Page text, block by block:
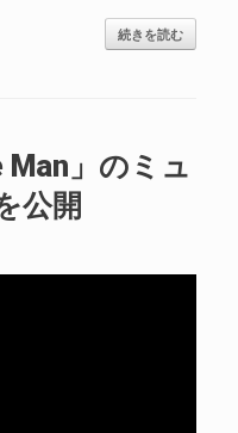
続きを読む
」のミュ
公開